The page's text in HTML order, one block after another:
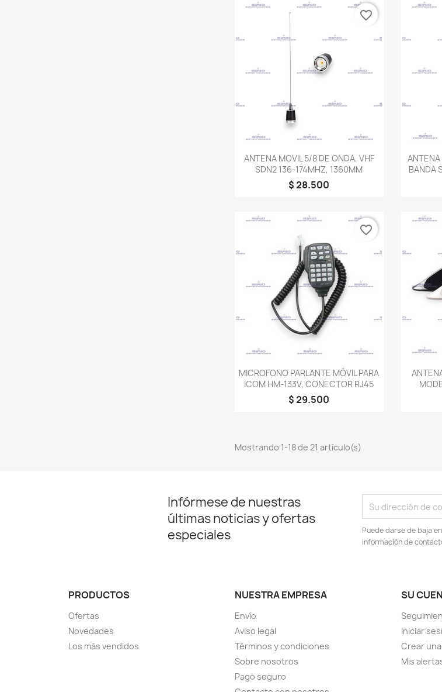
Vista rápida
ANTENA MOVIL 5/8 DE ONDA, VHF
SDN2 136-174MHZ, 1360MM
$ 28.500
favorite_border
ANTENA
BANDA
Vista rápida
MICROFONO PARLANTE MÓVIL PARA
ICOM HM-133V, CONECTOR RJ45
$ 29.500
favorite_border
Mostrando 1-18 de 21 artículo(s)
Infórmese de nuestras
últimas noticias y ofertas
especiales
Puede darse de baja
información de
PRODUCTOS
Ofertas
Novedades
Los más vendidos
NUESTRA EMPRESA
Envío
Aviso legal
Términos y condiciones
Sobre nosotros
Pago seguro
SU
Iniciar
Crear
Mis